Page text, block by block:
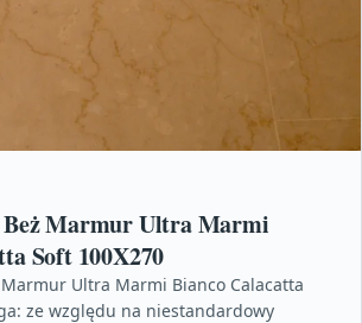
Beż Marmur Ultra Marmi
Soft 100X270
Marmur Ultra Marmi Bianco Calacatta
ze względu na niestandardowy